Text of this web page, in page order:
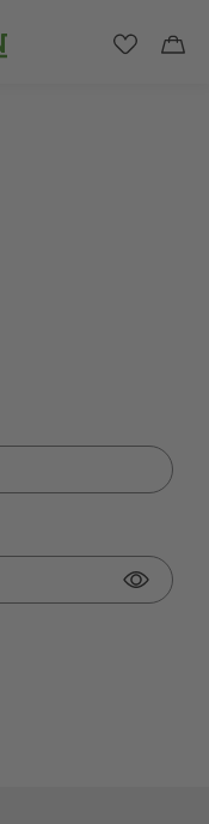
Carlsen